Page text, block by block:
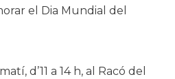
el Dia Mundial del
d’11 a 14 h, al Racó del